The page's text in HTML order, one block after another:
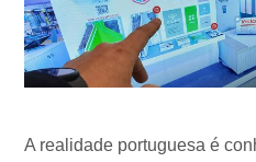
A realidade portuguesa é